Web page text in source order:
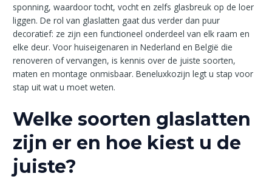
sponning, waardoor tocht, vocht en zelfs glasbreuk op de loer
liggen. De rol van glaslatten gaat dus verder dan puur
decoratief: ze zijn een functioneel onderdeel van elk raam en
elke deur. Voor huiseigenaren in Nederland en België die
renoveren of vervangen, is kennis over de juiste soorten,
maten en montage onmisbaar. Beneluxkozijn legt u stap voor
stap uit wat u moet weten.
Welke soorten glaslatten
zijn er en hoe kiest u de
juiste?